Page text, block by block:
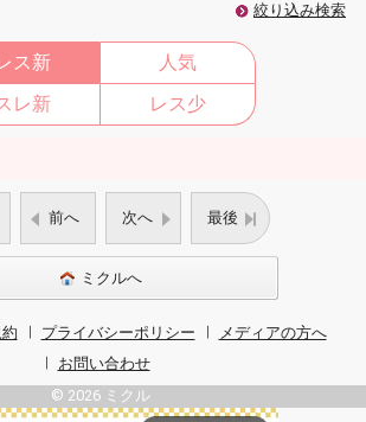
絞り込み検索
ス新
人気
レ新
レス少
前へ 次へ 最後
ミクルへ
プライバシーポリシー
メディアの方へ
お問い合わせ
© 2026 ミクル